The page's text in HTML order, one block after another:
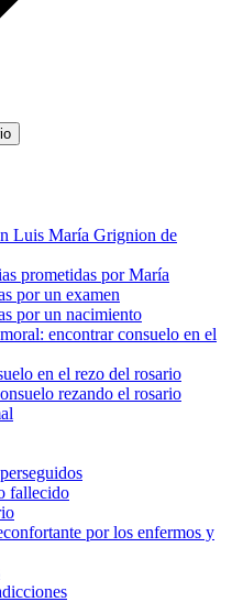
Luis María Grignion de
prometidas por María
por un examen
por un nacimiento
encontrar consuelo en el
en el rezo del rosario
rezando el rosario
fallecido
por los enfermos y